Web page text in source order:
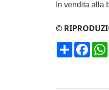
In vendita alla
©
Condividi